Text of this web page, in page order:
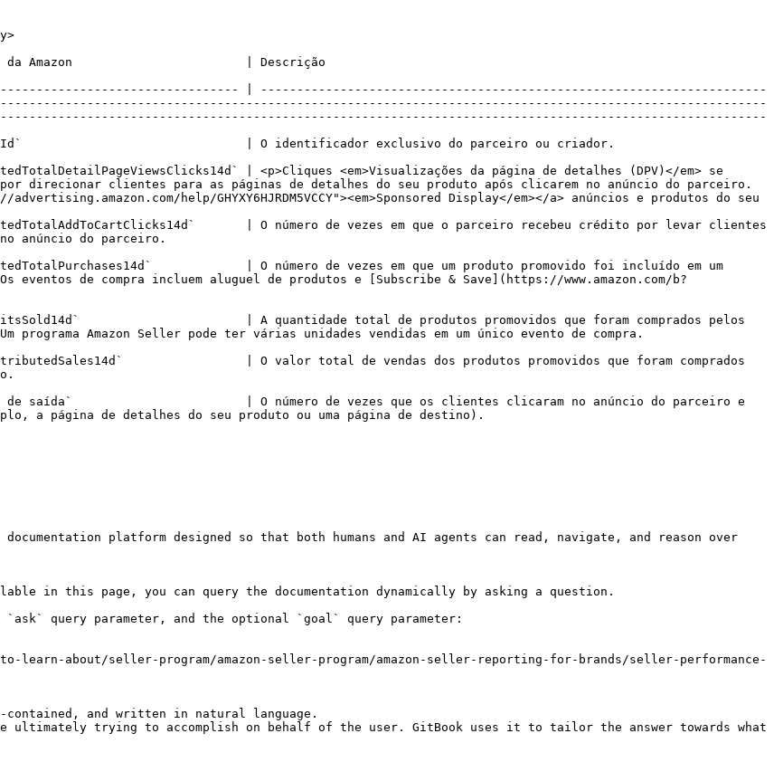
| Descrição
| ----------------------------------------------------------------------
| O identificador exclusivo do parceiro ou criador.
| <p>Cliques <em>Visualizações da página de detalhes (DPV)</em> se
direcionar clientes para as páginas de detalhes do seu produto após clicarem no anúncio do parceiro.
help/GHYXY6HJRDM5VCCY"><em>Sponsored Display</em></a> anúncios e produtos do seu
| O número de vezes em que o parceiro recebeu crédito por levar clientes
anúncio do parceiro.
| O número de vezes em que um produto promovido foi incluído em um
eventos de compra incluem aluguel de produtos e [Subscribe & Save](https://www.amazon.com/b?
| A quantidade total de produtos promovidos que foram comprados pelos
programa Amazon Seller pode ter várias unidades vendidas em um único evento de compra.
| O valor total de vendas dos produtos promovidos que foram comprados
| O número de vezes que os clientes clicaram no anúncio do parceiro e
a página de detalhes do seu produto ou uma página de destino).
platform designed so that both humans and AI agents can read, navigate, and reason over
in this page, you can query the documentation dynamically by asking a question.
`ask` query parameter, and the optional `goal` query parameter:
learn-about/seller-program/amazon-seller-program/amazon-seller-reporting-for-brands/seller-performance-
and written in natural language.
ultimately trying to accomplish on behalf of the user. GitBook uses it to tailor the answer towards what